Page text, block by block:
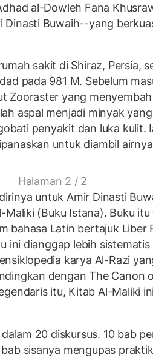
al-Dowleh Fana
Dinasti Buwaih--yang
sakit di Shiraz, Persia,
pada 981 M. Sebelum
Zooraster yang
aspal menjadi minyak
penyakit dan luka kulit.
untuk diambil
Halaman 2 / 2
untuk Amir Dinasti
Maliki (Buku Istana). Buku itu
bahasa Latin bertajuk Liber
ini dianggap lebih sistematis
karya Al-Razi
dengan The Canon
itu, Kitab Al-Maliki
20 diskursus. 10 bab
sisanya mengupas